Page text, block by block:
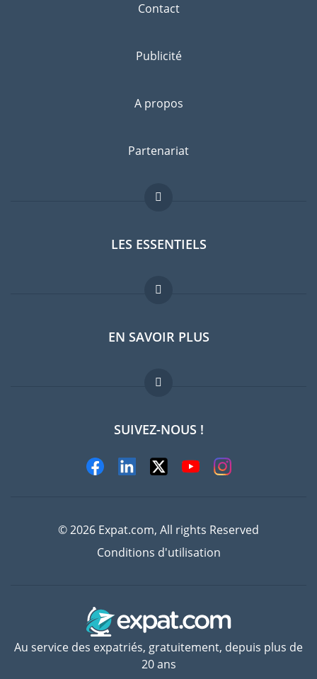
Contact
Publicité
A propos
Partenariat
LES ESSENTIELS
Forum expatriés
Guides pays
Offres d'emploi
EN SAVOIR PLUS
FAQ
Experts
SUIVEZ-NOUS !
© 2026 Expat.com, All rights Reserved
Conditions d'utilisation
Au service des expatriés, gratuitement, depuis plus de
20 ans